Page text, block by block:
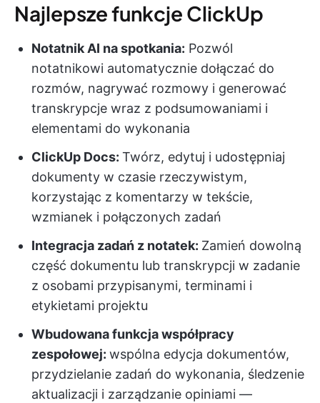
Najlepsze funkcje ClickUp
Notatnik AI na spotkania: Pozwól
notatnikowi automatycznie dołączać do
rozmów, nagrywać rozmowy i generować
transkrypcje wraz z podsumowaniami i
elementami do wykonania
ClickUp Docs: Twórz, edytuj i udostępniaj
dokumenty w czasie rzeczywistym,
korzystając z komentarzy w tekście,
wzmianek i połączonych zadań
Integracja zadań z notatek: Zamień dowolną
część dokumentu lub transkrypcji w zadanie
z osobami przypisanymi, terminami i
etykietami projektu
Wbudowana funkcja współpracy
zespołowej: wspólna edycja dokumentów,
przydzielanie zadań do wykonania, śledzenie
aktualizacji i zarządzanie opiniami —